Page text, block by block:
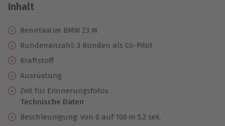
Inhalt
Renntaxi im BMW Z3 M
Rundenanzahl: 3 Runden als Co-Pilot
Kraftstoff
Ausrüstung
Zeit für Erinnerungsfotos
Technische Daten
Beschleunigung: von 0 auf 100 in 5,2 sek.